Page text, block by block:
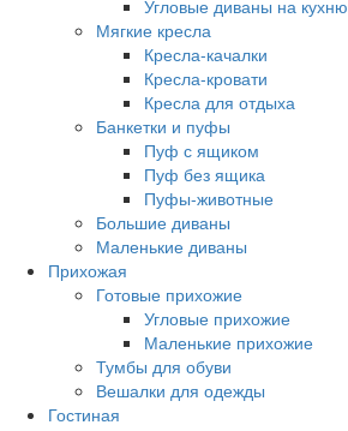
Угловые диваны на кухню
Мягкие кресла
Кресла-качалки
Кресла-кровати
Кресла для отдыха
Банкетки и пуфы
Пуф с ящиком
Пуф без ящика
Пуфы-животные
Большие диваны
Маленькие диваны
Прихожая
Готовые прихожие
Угловые прихожие
Маленькие прихожие
Тумбы для обуви
Вешалки для одежды
Гостиная